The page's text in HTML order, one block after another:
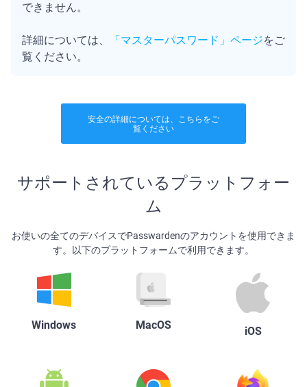
できません。
詳細については、 「マスターパスワード」ページをご
覧ください。
安全の詳細については、こちらをご
覧ください
サポートされているプラットフォー
ム
お使いの全てのデバイスでPasswardenのアカウントを使用できま
す。以下のプラットフォームで利用できます。
Windows MacOS iOS